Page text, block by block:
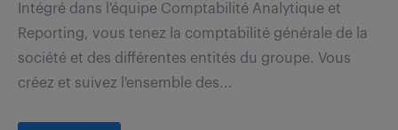
Intégré dans l'équipe Comptabilité Analytique et
Reporting, vous tenez la comptabilité générale de la
société et des différentes entités du groupe. Vous
créez et suivez l'ensemble des...